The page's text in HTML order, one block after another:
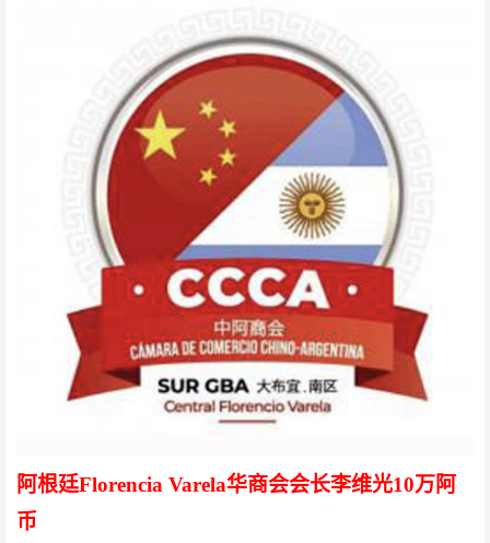
阿根廷Florencia Varela华商会会长李维光10万阿
币